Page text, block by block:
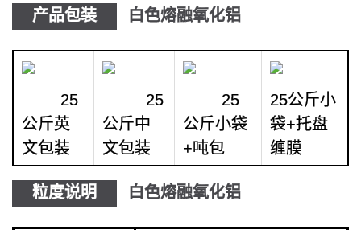
产品包装 白色熔融氧化铝
25
公斤英
文包装
25
公斤中
文包装
25
公斤小袋
+吨包
25公斤小
袋+托盘
缠膜
粒度说明 白色熔融氧化铝